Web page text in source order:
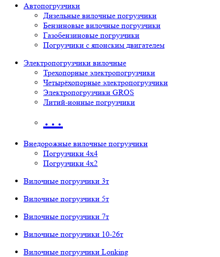
Автопогрузчики
Дизельные вилочные погрузчики
Бензиновые вилочные погрузчики
Газобензиновые погрузчики
Погрузчики с японским двигателем
Электропогрузчики вилочные
Трехопорные электропогрузчики
Четырёхопорные электропогрузчики
Электропогрузчики GROS
Литий-ионные погрузчики
…
Внедорожные вилочные погрузчики
Погрузчики 4х4
Погрузчики 4х2
Вилочные погрузчики 3т
Вилочные погрузчики 5т
Вилочные погрузчики 7т
Вилочные погрузчики 10-26т
Вилочные погрузчики Lonking